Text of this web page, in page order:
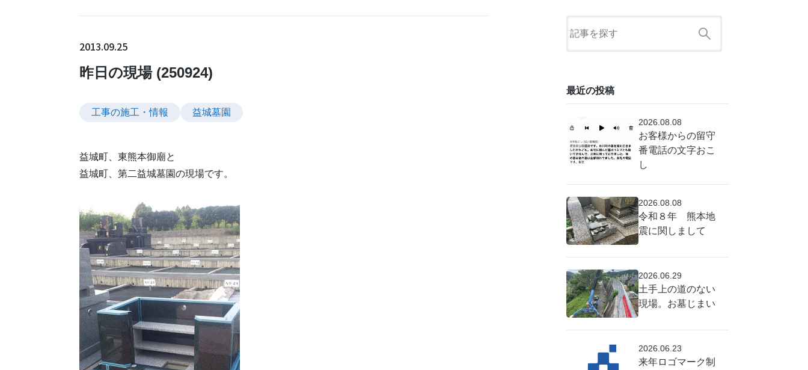
2013.09.25
昨日の現場 (250924)
工事の施工・情報 益城墓園
益城町、東熊本御廟と
益城町、第二益城墓園の現場です。
最近の投稿
2026.08.08
お客様からの留守
番電話の文字おこ
し
2026.08.08
令和８年 熊本地
震に関しまして
2026.06.29
土手上の道のない
現場。お墓じまい
2026.06.23
来年ロゴマーク制